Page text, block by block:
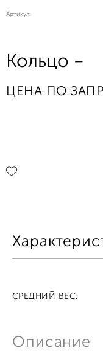
Артикул:
Кольцо -
ЦЕНА ПО
Описание
СРЕДНИЙ ВЕС: